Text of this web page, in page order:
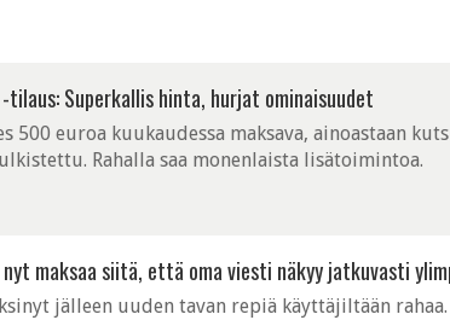
tilaus: Superkallis hinta, hurjat ominaisuudet
500 euroa kuukaudessa maksava, ainoastaan
Rahalla saa monenlaista lisätoimintoa.
nyt maksaa siitä, että oma viesti näkyy jatkuvasti
jälleen uuden tavan repiä käyttäjiltään